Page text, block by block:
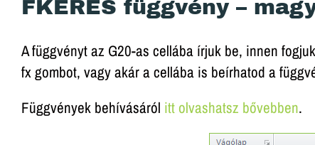
FKERES függvény –
A függvényt az G20-as cellába írjuk be, innen
fx gombot, vagy akár a cellába is beírhatod a
Függvények behívásáról itt olvashatsz bővebben.